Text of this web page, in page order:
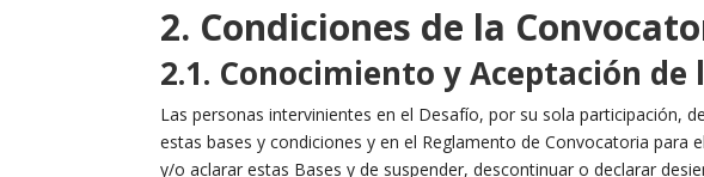
2. Condiciones de la
2.1. Conocimiento y Aceptación de
Las personas intervinientes en el Desafío, por su sola participación,
estas bases y condiciones y en el Reglamento de Convocatoria
y/o aclarar estas Bases y de suspender, descontinuar o declarar